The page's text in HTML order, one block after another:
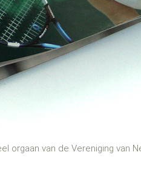
orgaan van de Vereniging van